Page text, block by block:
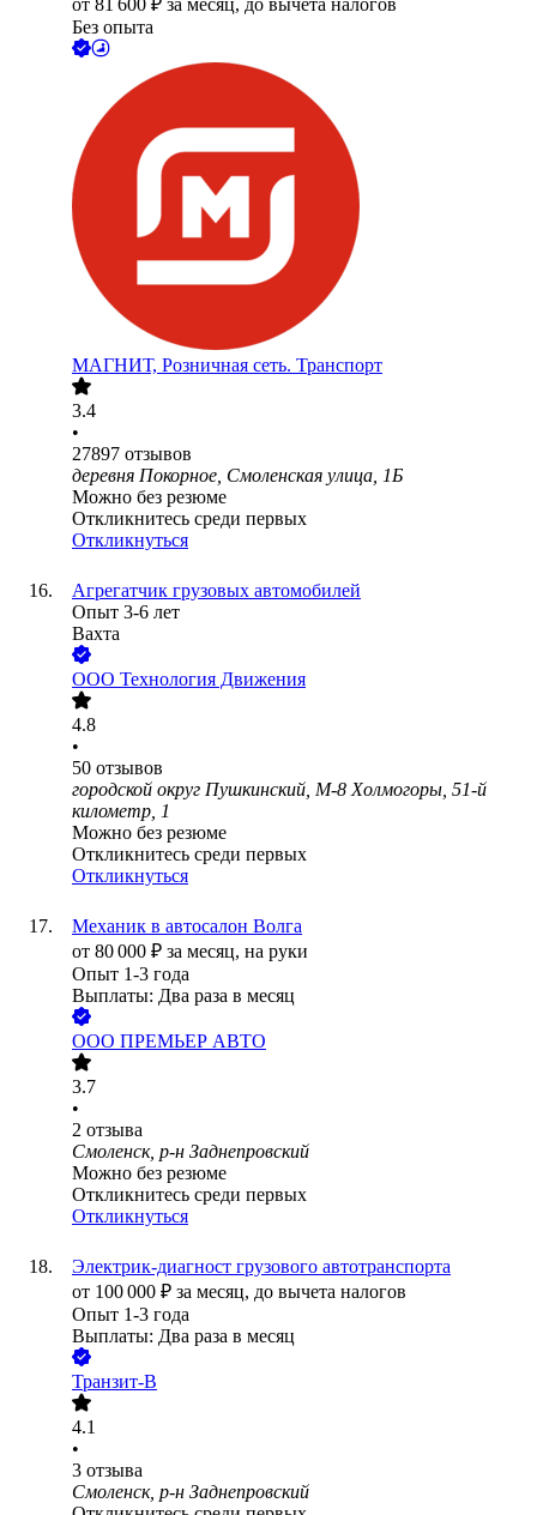
от 81 600 ₽ за месяц, до вычета налогов
Без опыта
МАГНИТ, Розничная сеть. Транспорт
3.4
•
27897 отзывов
деревня Покорное, Смоленская улица, 1Б
Можно без резюме
Откликнитесь среди первых
Откликнуться
Агрегатчик грузовых автомобилей
Опыт 3-6 лет
Вахта
ООО Технология Движения
4.8
•
50 отзывов
городской округ Пушкинский, М-8 Холмогоры, 51-й
километр, 1
Можно без резюме
Откликнитесь среди первых
Откликнуться
Механик в автосалон Волга
от 80 000 ₽ за месяц, на руки
Опыт 1-3 года
Выплаты: Два раза в месяц
ООО ПРЕМЬЕР АВТО
3.7
•
2 отзыва
Смоленск, р-н Заднепровский
Можно без резюме
Откликнитесь среди первых
Откликнуться
Электрик-диагност грузового автотранспорта
от 100 000 ₽ за месяц, до вычета налогов
Опыт 1-3 года
Выплаты: Два раза в месяц
Транзит-В
4.1
•
3 отзыва
Смоленск, р-н Заднепровский